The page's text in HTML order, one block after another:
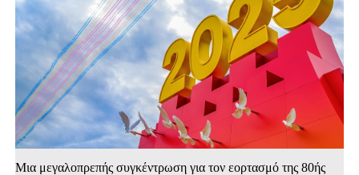
Μια μεγαλοπρεπής συγκέντρωση για τον εορτασμό της 80ής